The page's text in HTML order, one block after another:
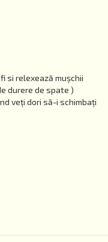
si relexează mușchii
durere de spate )
veți dori să-i schimbați